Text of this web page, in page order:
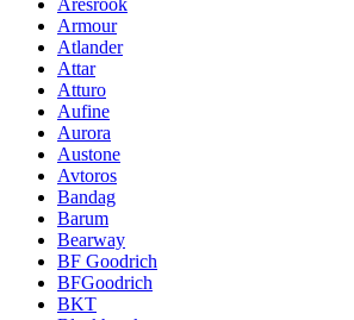
Armour
Atlander
Attar
Atturo
Aufine
Aurora
Austone
Avtoros
Bandag
Barum
Bearway
BF Goodrich
BFGoodrich
BKT